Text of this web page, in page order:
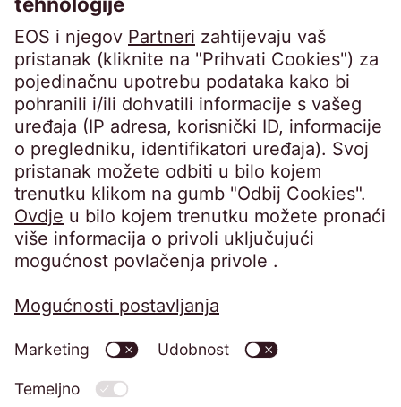
Horvatova ulica 82, Zagreb • Trgovački sud u
Zagrebu • OIB 76674680107 • MBS
080649671 • Privredna banka Zagreb d.d.,
IBAN: HR8423400091110398554 • Temeljni
kapital: 4.900,00 EUR, uplaćen u cijelosti •
Uprava: Barbara Cerinski, Bernhard
Melischnig, Ivana Žitnik